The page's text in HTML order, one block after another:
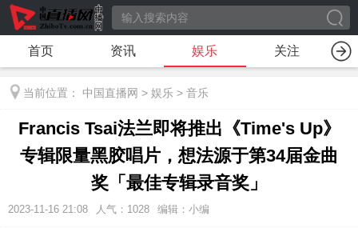
首页 资讯 娱乐 关注
当前位置： 中国直播网 > 娱乐 > 音乐
Francis Tsai法兰即将推出《Time's Up》
专辑限量黑胶唱片，想法源于第34届金曲
奖「最佳专辑录音奖」
2023-11-16 21:08 人气： 1028 编辑：小编